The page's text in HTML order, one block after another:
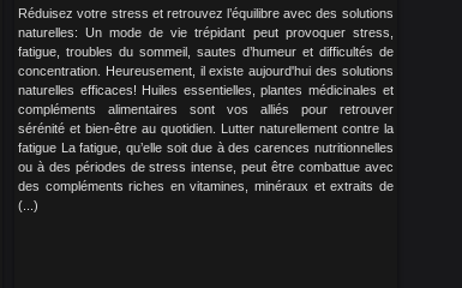
Réduisez votre stress et retrouvez l’équilibre avec des solutions
naturelles: Un mode de vie trépidant peut provoquer stress,
fatigue, troubles du sommeil, sautes d’humeur et difficultés de
concentration. Heureusement, il existe aujourd'hui des solutions
naturelles efficaces! Huiles essentielles, plantes médicinales et
compléments alimentaires sont vos alliés pour retrouver
sérénité et bien-être au quotidien. Lutter naturellement contre la
fatigue La fatigue, qu’elle soit due à des carences nutritionnelles
ou à des périodes de stress intense, peut être combattue avec
des compléments riches en vitamines, minéraux et extraits de
(...)